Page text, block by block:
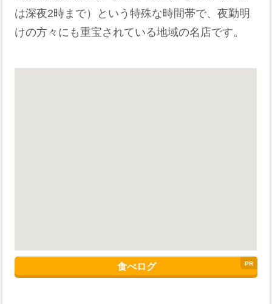
は深夜2時まで）という特殊な時間帯で、夜勤明
けの方々にも重宝されている地域の名店です。
食べログ